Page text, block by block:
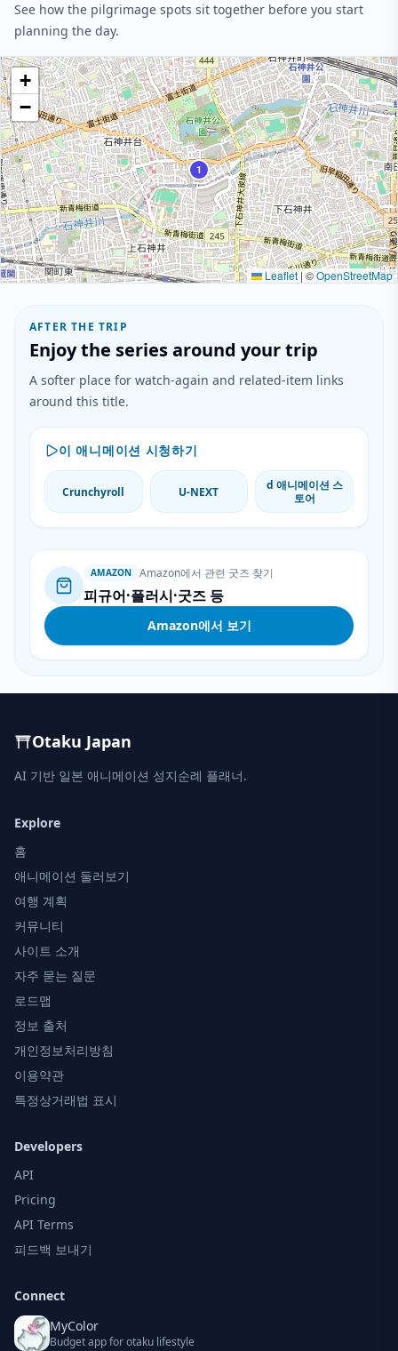
See how the pilgrimage spots sit together before you start
planning the day.
1
+
−
Leaflet |©OpenStreetMap
AFTER THE TRIP
Enjoy the series around your trip
A softer place for watch-again and related-item links
around this title.
이 애니메이션 시청하기
Crunchyroll U-NEXT
d 애니메이션 스
토어
AMAZON Amazon에서 관련 굿즈 찾기
피규어·플러시·굿즈 등
Amazon에서 보기
Otaku Japan
AI 기반 일본 애니메이션 성지순례 플래너.
Explore
홈
애니메이션 둘러보기
여행 계획
커뮤니티
사이트 소개
자주 묻는 질문
로드맵
정보 출처
개인정보처리방침
이용약관
특정상거래법 표시
Developers
API
Pricing
API Terms
피드백 보내기
Connect
MyColor
Budget app for otaku lifestyle